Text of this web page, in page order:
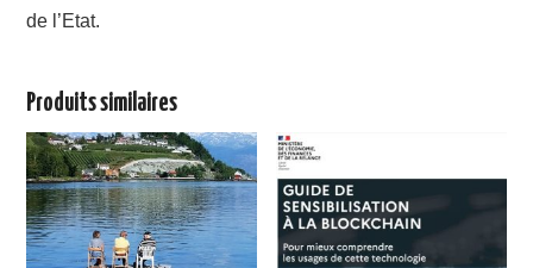
de l’Etat.
Produits similaires